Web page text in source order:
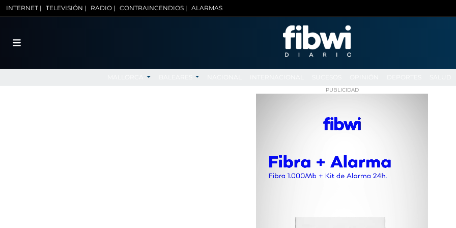
INTERNET | TELEVISIÓN | RADIO | CONTRAINCENDIOS | ALARMAS